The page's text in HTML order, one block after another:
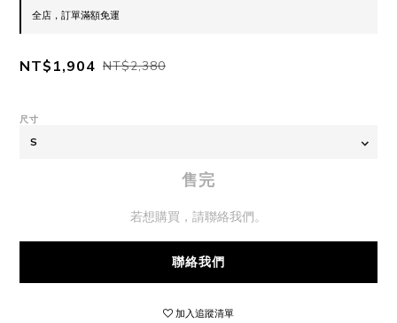
全店，訂單滿額免運
NT$1,904 NT$2,380
尺寸
售完
若想購買，請聯絡我們。
聯絡我們
加入追蹤清單